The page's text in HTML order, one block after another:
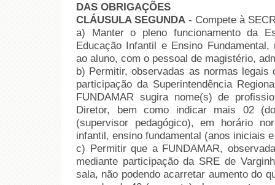
DAS OBRIGAÇÕES
CLÁUSULA SEGUNDA - Compete à
a) Manter o pleno funcionamento da
Educação Infantil e Ensino
ao aluno, com o pessoal de magistério,
b) Permitir, observadas as normas legais
participação da Superintendência
FUNDAMAR sugira nome(s) de
Diretor, bem como indicar mais 02
(supervisor pedagógico), em horário
infantil, ensino fundamental (anos iniciais
c) Permitir que a FUNDAMAR,
mediante participação da SRE de
sala, não podendo acarretar aumento do